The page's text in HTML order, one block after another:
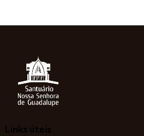
Links úteis